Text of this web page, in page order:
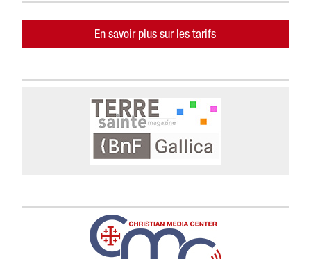
En savoir plus sur les tarifs